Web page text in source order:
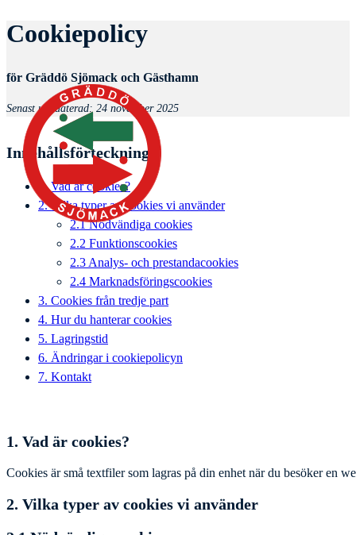
Cookiepolicy
för Gräddö Sjömack och Gästhamn
Senast uppdaterad: 24 november 2025
1. Vad är cookies?
Cookies är små textfiler som lagras på din enhet när du besöker en
2. Vilka typer av cookies vi använder
Innehållsförteckning
1. Vad är cookies?
2. Vilka typer av cookies vi använder
2.1 Nödvändiga cookies
2.2 Funktionscookies
2.3 Analys- och prestandacookies
2.4 Marknadsföringscookies
3. Cookies från tredje part
4. Hur du hanterar cookies
5. Lagringstid
6. Ändringar i cookiepolicyn
7. Kontakt